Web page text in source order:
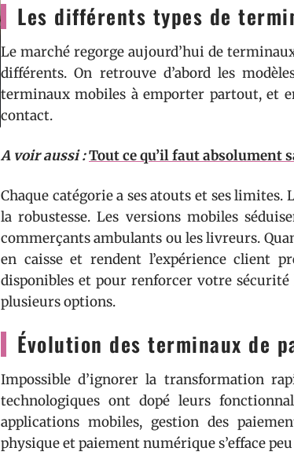
Les différents types de
Le marché regorge aujourd’hui de
différents. On retrouve d’abord les
terminaux mobiles à emporter partout, et
contact.
A voir aussi :Tout ce qu’il faut absolument
Chaque catégorie a ses atouts et ses
la robustesse. Les versions mobiles
commerçants ambulants ou les livreurs.
en caisse et rendent l’expérience client
disponibles et pour renforcer votre
plusieurs options.
Évolution des terminaux de
Impossible d’ignorer la transformation
technologiques ont dopé leurs
applications mobiles, gestion des
physique et paiement numérique s’efface peu